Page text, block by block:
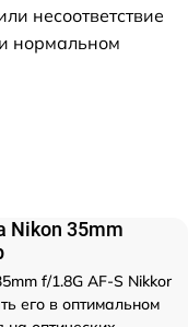
несоответствие
нормальном
Nikon 35mm
f/1.8G AF-S Nikkor
его в оптимальном